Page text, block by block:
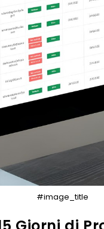
#image_title